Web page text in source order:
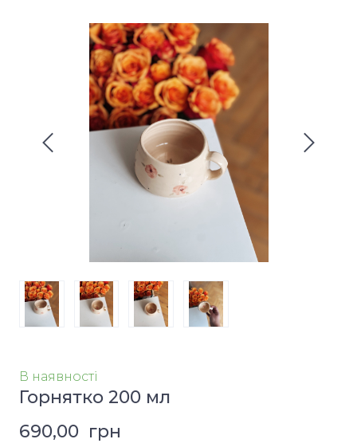
В наявності
Горнятко 200 мл
690,00  грн